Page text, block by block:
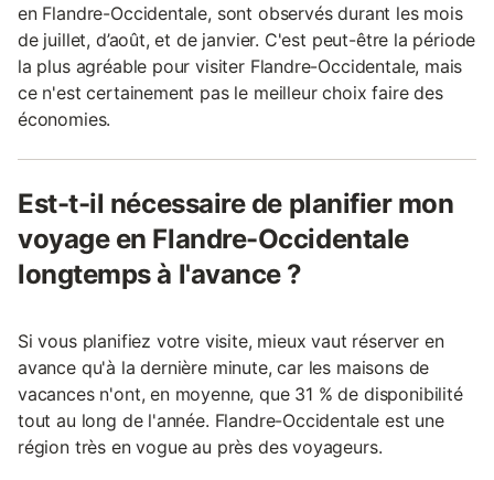
en Flandre-Occidentale, sont observés durant les mois
de juillet, d’août, et de janvier. C'est peut-être la période
la plus agréable pour visiter Flandre-Occidentale, mais
ce n'est certainement pas le meilleur choix faire des
économies.
Est-t-il nécessaire de planifier mon
voyage en Flandre-Occidentale
longtemps à l'avance ?
Si vous planifiez votre visite, mieux vaut réserver en
avance qu'à la dernière minute, car les maisons de
vacances n'ont, en moyenne, que 31 % de disponibilité
tout au long de l'année. Flandre-Occidentale est une
région très en vogue au près des voyageurs.